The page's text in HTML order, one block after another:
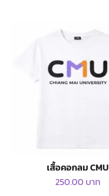
เสื้อคอกลม CMU
250.00 บาท